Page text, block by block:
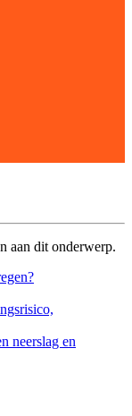
aan dit onderwerp.
neerslag en